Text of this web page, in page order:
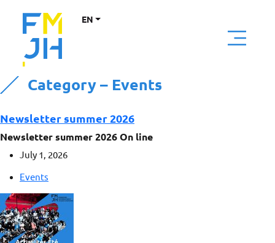
EN
Category – Events
Newsletter summer 2026
Newsletter summer 2026 On line
July 1, 2026
Events